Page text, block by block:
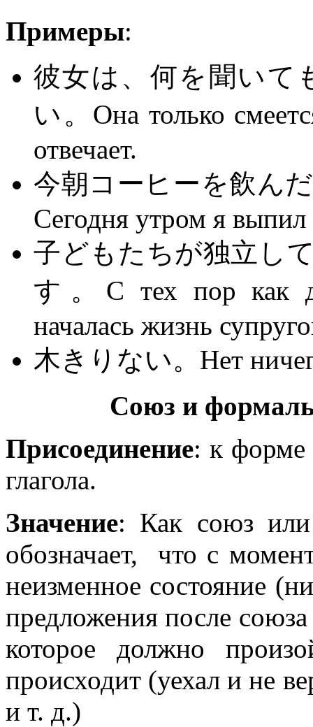
Примеры:
彼女は、何を聞いて
い。Она только
отвечает.
今朝コーヒーを飲ん
Сегодня утром я выпил
子どもたちが独立し
す。С тех пор как
началась жизнь
木きりない。Нет
Союз и
Присоединение: к форме
глагола.
Значение: Как союз или
обозначает, что с
неизменное состояние
предложения после
которое должно
происходит (уехал и не
и т. д.)